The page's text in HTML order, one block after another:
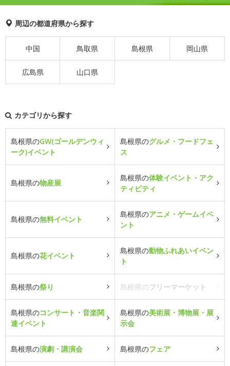
周辺の都道府県から探す
中国 鳥取県 島根県 岡山県
広島県 山口県
カテゴリから探す
島根県のGW(ゴールデンウィ
ーク)イベント
島根県のグルメ・フードフェ
ス
島根県の物産展
島根県の体験イベント・アク
ティビティ
島根県の無料イベント
島根県のアニメ・ゲームイベ
ント
島根県の花イベント
島根県の動物ふれあいイベン
ト
島根県の祭り 島根県のフリーマーケット
島根県のコンサート・音楽関
連イベント
島根県の美術展・博物展・展
示会
島根県の演劇・講演会 島根県のフェア